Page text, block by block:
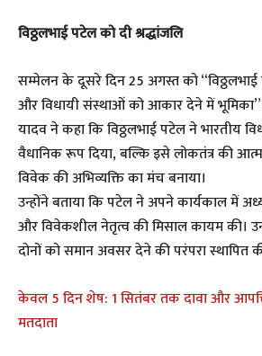
विठ्ठलभाई पटेल को दी श्रद्धांजलि
सम्मेलन के दूसरे दिन 25 अगस्त को
और विधायी संस्थाओं को आकार देने में भूमिका”
यादव ने कहा कि विठ्ठलभाई पटेल ने भारतीय
वैधानिक रूप दिया, बल्कि इसे लोकतंत्र की
विवेक की अभिव्यक्ति का मंच बनाया।
उन्होंने बताया कि पटेल ने अपने कार्यकाल में
और विवेकशील नेतृत्व की मिसाल कायम की।
दोनों को समान अवसर देने की परंपरा स्थापित
केवल 5 दिन शेष: 1 सितंबर तक दावा और
मतदाता